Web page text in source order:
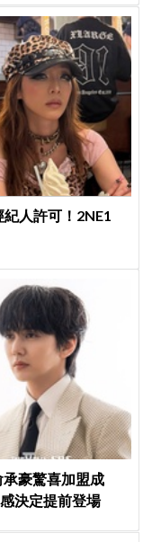
人許可！2NE1
豪驚喜加盟成
決定提前登場